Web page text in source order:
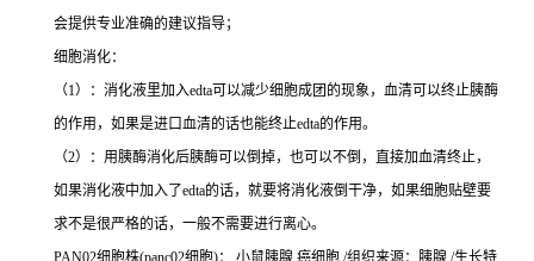
会提供专业准确的建议指导；
细胞消化：
（1）：消化液里加入edta可以减少细胞成团的现象，血清可以终止胰酶
的作用，如果是进口血清的话也能终止edta的作用。
（2）：用胰酶消化后胰酶可以倒掉，也可以不倒，直接加血清终止，
如果消化液中加入了edta的话，就要将消化液倒干净，如果细胞贴壁要
求不是很严格的话，一般不需要进行离心。
PAN02细胞株(panc02细胞)： 小鼠胰腺 癌细胞 /组织来源：胰腺 /生长特